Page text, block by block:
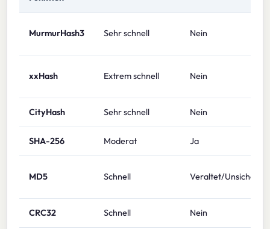
MurmurHash3 Sehr schnell Nein
xxHash Extrem schnell Nein
CityHash Sehr schnell Nein
SHA-256 Moderat Ja
MD5 Schnell Veraltet/Unsicher
CRC32 Schnell Nein